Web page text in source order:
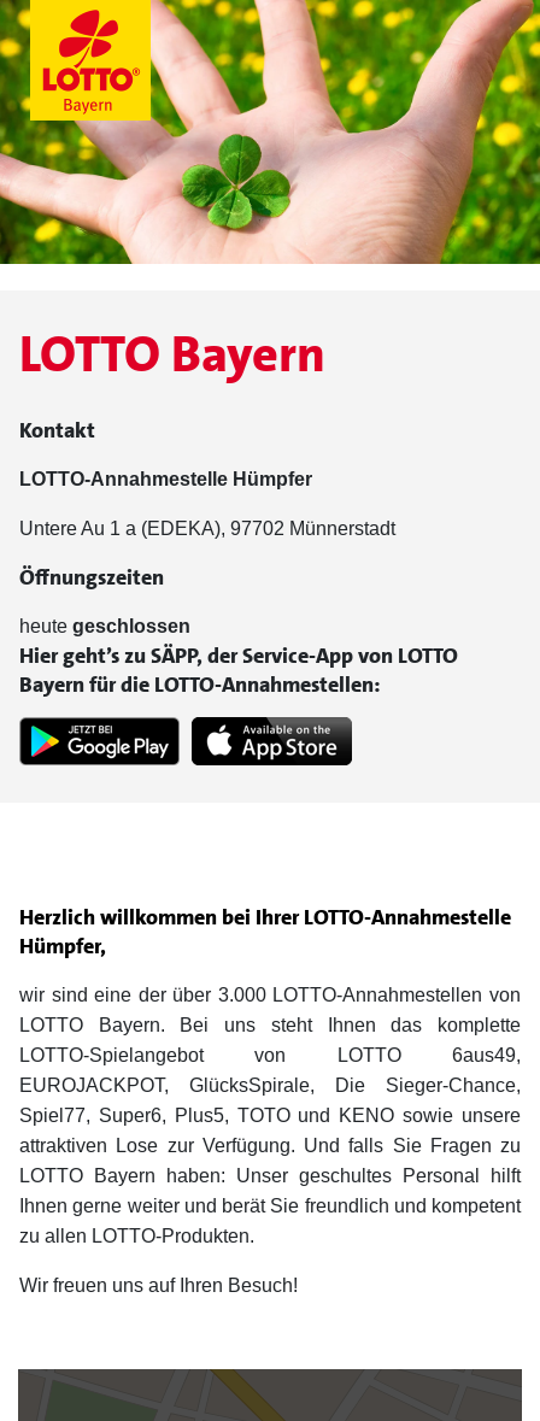
Herzlich willkommen bei Ihrer LOTTO-Annahmestelle
Hümpfer,
wir sind eine der über 3.000 LOTTO-Annahmestellen von
LOTTO Bayern. Bei uns steht Ihnen das komplette
LOTTO-Spielangebot von LOTTO 6aus49,
EUROJACKPOT, GlücksSpirale, Die Sieger-Chance,
Spiel77, Super6, Plus5, TOTO und KENO sowie unsere
attraktiven Lose zur Verfügung. Und falls Sie Fragen zu
LOTTO Bayern haben: Unser geschultes Personal hilft
Ihnen gerne weiter und berät Sie freundlich und kompetent
zu allen LOTTO-Produkten.
Wir freuen uns auf Ihren Besuch!
LOTTO Bayern
Kontakt
LOTTO-Annahmestelle Hümpfer
Untere Au 1 a (EDEKA), 97702 Münnerstadt
Öffnungszeiten
heute geschlossen
Hier geht’s zu SÄPP, der Service-App von LOTTO
Bayern für die LOTTO-Annahmestellen: